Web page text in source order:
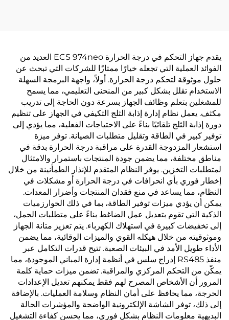
يقدم جهاز التحكم في درجة الحرارة ECS 974neo العديد من
الفوائد العملية التي تجعله خيارًا ممتازًا للشركات التي تبحث عن
حلول موثوقة لتحكم درجة الحرارة. أولاً، واجهة البرمجة السهلة
الاستخدام تقلل بشكل كبير من المنحنى التعليمي، مما يسمح
للمشغلين بتعلم وظائف الجهاز بسرعة دون الحاجة إلى تدريب
مكثف. يعمل نظام إدارة إذابة الثلج التكيفي في الجهاز على تنظيم
دورة إذابة الثلج تلقائيًا بناءً على الاحتياجات الفعلية، مما يؤدي إلى
توفير كبير في الطاقة وتقليل متطلبات الصيانة. توفر ميزة
استشعار المزدوجة القدرة على مراقبة درجة الحرارة بدقة في
مناطق مختلفة، مما يضمن جودة المنتجات باستمرار والامتثال
لمتطلبات التخزين. يوفر النظام المتقدم للإنذار الطمأنينة من خلال
إخطار فوري بأي انحرافات في درجة الحرارة أو مشكلات في
النظام، مما يساعد في منع فقدان المنتجات وأضرار المعدات.
يمكن أن يؤدي ميزات توفير الطاقة، بما في ذلك الخوارزميات
الذكية التي تقوم بتعديل عمل الضاغط بناءً على متطلبات الحمل،
إلى تخفيضات كبيرة في استهلاك الكهرباء. يتم تعزيز متانة الجهاز
وموثوقيته من خلال هيكله القوي والميزات الوقائية، مما يضمن
الأداء طويل الأمد في البيئات الصعبة. تتيح قدرات التكامل عبر
منفذ RS485 إدراج سلس في أنظمة إدارة المباني الموجودة، مما
يمكّن من التحكم المركزي والمراقبة. تضمن ميزات حماية كلمة
المرور أن الأشخاص المصرح لهم فقط يمكنهم تعديل الإعدادات
الحرجة، مما يحافظ على أمان النظام وسلامة العمليات. بالإضافة
إلى ذلك، توفر الشاشة الإلكترونية الواضحة والمؤشرات الحالة
البديهية معلومات النظام بشكل فوري، مما يحسن كفاءة التشغيل